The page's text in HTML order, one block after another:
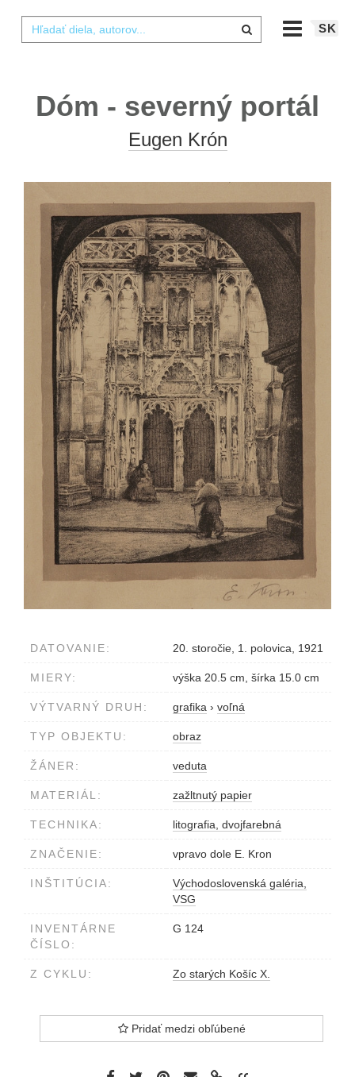
SK
Dóm - severný portál
Eugen Krón
DATOVANIE: 20. storočie, 1. polovica, 1921
MIERY: výška 20.5 cm, šírka 15.0 cm
VÝTVARNÝ DRUH: grafika › voľná
TYP OBJEKTU: obraz
ŽÁNER: veduta
MATERIÁL: zažltnutý papier
TECHNIKA: litografia, dvojfarebná
ZNAČENIE: vpravo dole E. Kron
INŠTITÚCIA:
Východoslovenská galéria,
VSG
INVENTÁRNE
ČÍSLO:
G 124
Z CYKLU: Zo starých Košíc X.
Pridať medzi obľúbené